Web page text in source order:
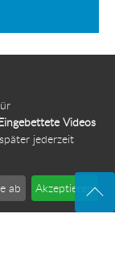
Thüringen
Videos
jederzeit
ab Akzeptieren